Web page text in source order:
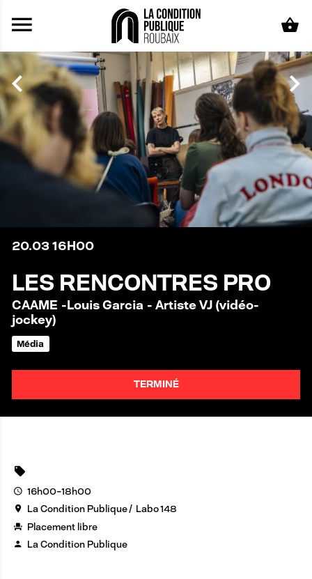
Aller au contenu principal
20.0316H00
LES RENCONTRES PRO
CAAME -Louis Garcia - Artiste VJ (vidéo-
jockey)
Média
TERMINÉ
16h00-18h00
La Condition Publique
Labo 148
Placement libre
La Condition Publique